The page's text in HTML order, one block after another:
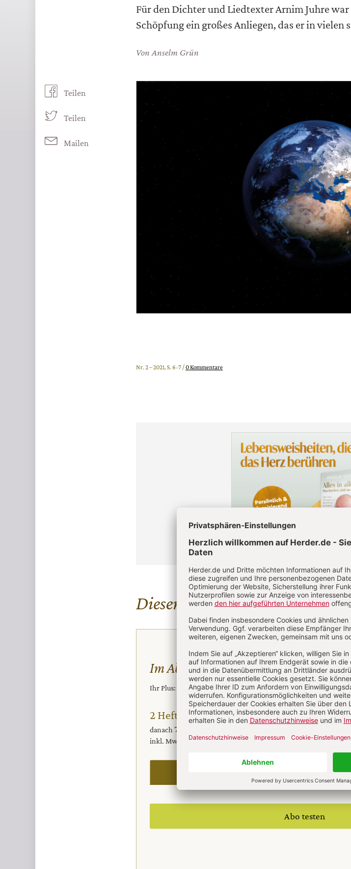
Für den Dichter und Liedtexter Arnim Juhre
Schöpfung ein großes Anliegen, das er in vielen
Von Anselm Grün
Nr. 2 – 2021, S. 6-7 /0 Kommentare
Diesen Artikel jetzt lesen!
Im Abo
Ihr Plus: Zugriff auch auf alle anderen Artikel im Abo-Bereich
2 Hefte + 2 Hefte digital 0,00 €
danach 70,80 € für 12 Ausgaben pro Jahr +
inkl. MwSt., zzgl. 13,20 € Versand (D)
Abo testen
Teilen
Teilen
Mailen